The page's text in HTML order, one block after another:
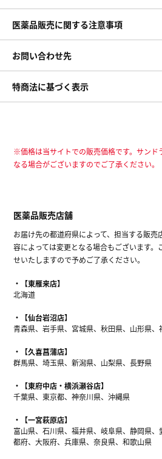
医薬品販売に関する注意事項
お問い合わせ先
特商法に基づく表示
※価格は当サイトでの販売価格です。サンド
なる場合がございますのでご了承ください。
医薬品販売店舗
お届け先の都道府県によって、担当する販売
容によっては変更となる場合もございます。
せいたしますので予めご了承ください。
【東雁来店】
北海道
【仙台岩沼店】
青森県、岩手県、宮城県、秋田県、山形県
【久喜菖蒲店】
群馬県、埼玉県、新潟県、山梨県、長野県
【東府中店・横浜瀬谷店】
千葉県、東京都、神奈川県、沖縄県
【一宮萩原店】
富山県、石川県、福井県、岐阜県、静岡県
都府、大阪府、兵庫県、奈良県、和歌山県